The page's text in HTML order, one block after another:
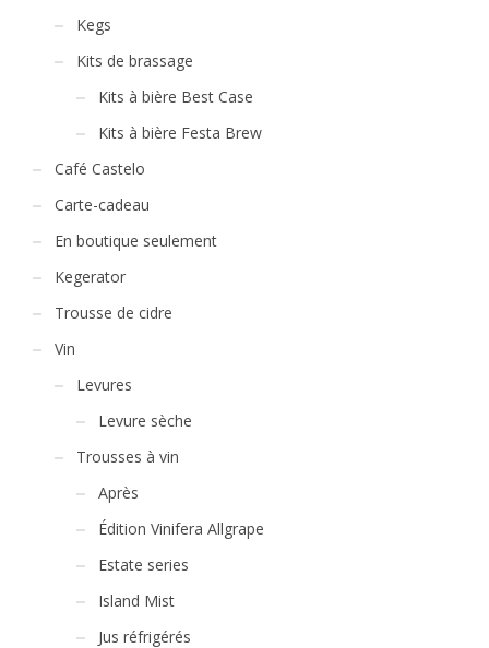
Kegs
Kits de brassage
Kits à bière Best Case
Kits à bière Festa Brew
Café Castelo
Carte-cadeau
En boutique seulement
Kegerator
Trousse de cidre
Vin
Levures
Levure sèche
Trousses à vin
Après
Édition Vinifera Allgrape
Estate series
Island Mist
Jus réfrigérés